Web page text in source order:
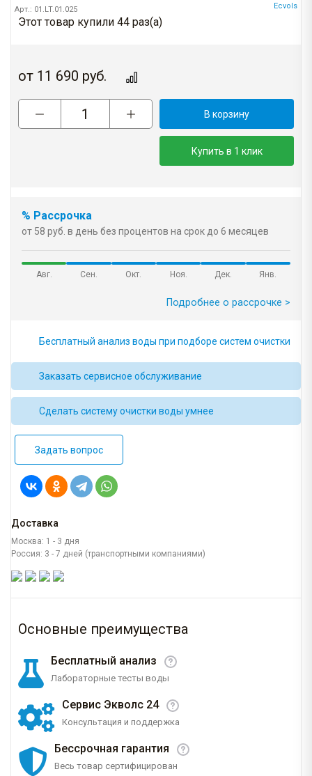
Арт.: 01.LT.01.025 Ecvols
Этот товар купили 44 раз(a)
от 11 690 руб.
В корзину
Купить в 1 клик
% Рассрочка
от 58 руб. в день без процентов на срок до 6 месяцев
Авг. Сен. Окт. Ноя. Дек. Янв.
Подробнее о рассрочке >
Бесплатный анализ воды при подборе систем очистки
Заказать сервисное обслуживание
Сделать систему очистки воды умнее
Задать вопрос
Доставка
Москва: 1 - 3 дня
Россия: 3 - 7 дней (транспортными компаниями)
Основные преимущества
Бесплатный анализ
Лабораторные тесты воды
Сервис Экволс 24
Консультация и поддержка
Бессрочная гарантия
Весь товар сертифицирован